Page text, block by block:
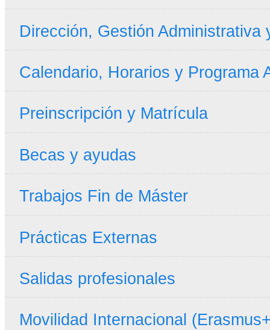
Dirección, Gestión Administrativa
Calendario, Horarios y Programa
Preinscripción y Matrícula
Becas y ayudas
Trabajos Fin de Máster
Prácticas Externas
Salidas profesionales
Movilidad Internacional